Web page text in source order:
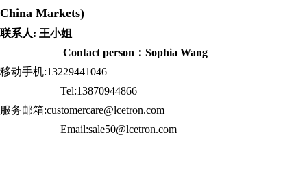
China Markets)
联系人: 王小姐
Contact person：Sophia Wang
移动手机:13229441046
Tel:13870944866
服务邮箱:customercare@lcetron.com
Email:sale50@lcetron.com